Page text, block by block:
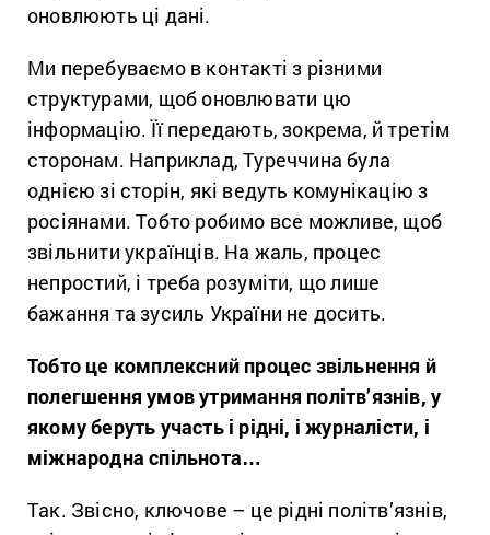
оновлюють ці дані.
Ми перебуваємо в контакті з різними
структурами, щоб оновлювати цю
інформацію. Її передають, зокрема, й третім
сторонам. Наприклад, Туреччина була
однією зі сторін, які ведуть комунікацію з
росіянами. Тобто робимо все можливе, щоб
звільнити українців. На жаль, процес
непростий, і треба розуміти, що лише
бажання та зусиль України не досить.
Тобто це комплексний процес звільнення й
полегшення умов утримання політв’язнів, у
якому беруть участь і рідні, і журналісти, і
міжнародна спільнота…
Так. Звісно, ключове – це рідні політв’язнів,